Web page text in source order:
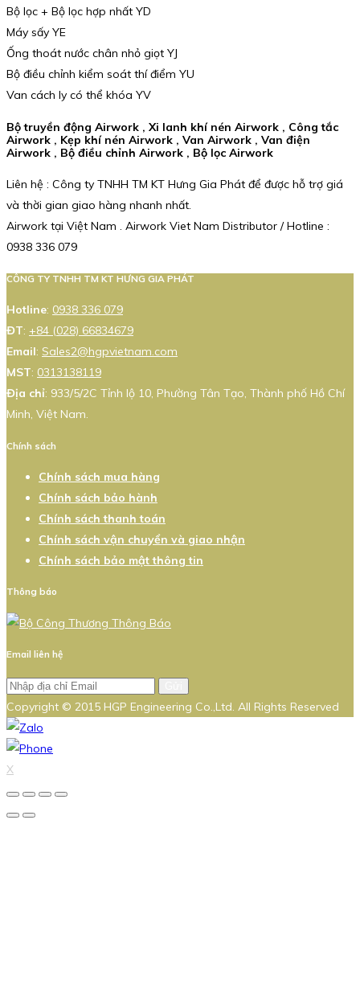
Bộ lọc + Bộ lọc hợp nhất YD
Máy sấy YE
Ống thoát nước chân nhỏ giọt YJ
Bộ điều chỉnh kiểm soát thí điểm YU
Van cách ly có thể khóa YV
Bộ truyền động Airwork , Xi lanh khí nén Airwork , Công tắc
Airwork , Kẹp khí nén Airwork , Van Airwork , Van điện
Airwork , Bộ điều chỉnh Airwork , Bộ lọc Airwork
Liên hệ : Công ty TNHH TM KT Hưng Gia Phát để được hỗ trợ giá
và thời gian giao hàng nhanh nhất.
Airwork tại Việt Nam . Airwork Viet Nam Distributor / Hotline :
0938 336 079
CÔNG TY TNHH TM KT HƯNG GIA PHÁT
Hotline: 0938 336 079
ĐT: +84 (028) 66834679
Email: Sales2@hgpvietnam.com
MST: 0313138119
Địa chỉ: 933/5/2C Tỉnh lộ 10, Phường Tân Tạo, Thành phố Hồ Chí
Minh, Việt Nam.
Chính sách
Chính sách mua hàng
Chính sách bảo hành
Chính sách thanh toán
Chính sách vận chuyển và giao nhận
Chính sách bảo mật thông tin
Thông báo
Email liên hệ
Copyright © 2015 HGP Engineering Co.,Ltd. All Rights Reserved
X